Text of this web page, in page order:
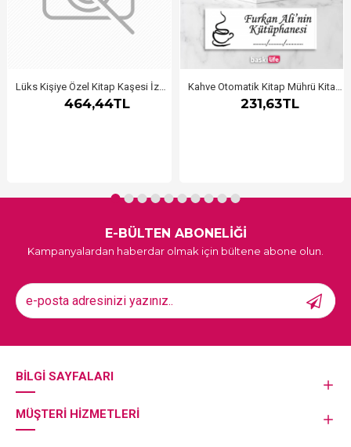
Lüks Kişiye Özel Kitap Kaşesi İzmir - 1
464,44TL
Kahve Otomatik Kitap Mührü Kitap Damgası Kişiye Özel Kaşe
231,63TL
E-BÜLTEN ABONELİĞİ
Kampanyalardan haberdar olmak için bültene abone olun.
BILGI SAYFALARI
MÜŞTERI HIZMETLERI